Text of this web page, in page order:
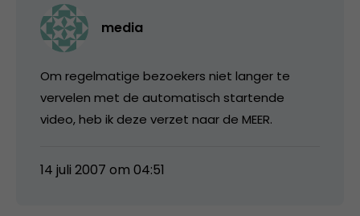
media
Om regelmatige bezoekers niet langer te
vervelen met de automatisch startende
video, heb ik deze verzet naar de MEER.
14 juli 2007 om 04:51